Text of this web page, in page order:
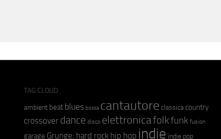
TAG CLOUD
ambient beat blues bossa cantautore classica country
crossover dance disco elettronicafolkfunk fusion
garage Grunge; hard rock hip hop indie indie pop